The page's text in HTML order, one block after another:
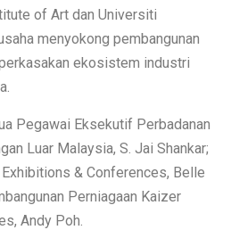
of Art dan Universiti
menyokong pembangunan
ekosistem industri
Pegawai Eksekutif Perbadanan
Luar Malaysia, S. Jai Shankar;
& Conferences, Belle
Perniagaan Kaizer
Andy Poh.